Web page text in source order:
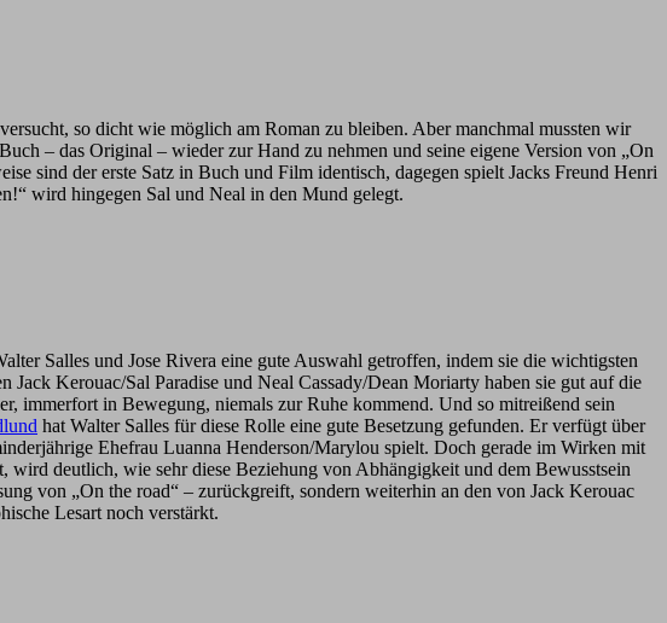
so dicht wie möglich am Roman zu bleiben. Aber manchmal mussten wir
– das Original – wieder zur Hand zu nehmen und seine eigene Version von „On
sind der erste Satz in Buch und Film identisch, dagegen spielt Jacks Freund Henri
wird hingegen Sal und Neal in den Mund gelegt.
Salles und Jose Rivera eine gute Auswahl getroffen, indem sie die wichtigsten
Kerouac/Sal Paradise und Neal Cassady/Dean Moriarty haben sie gut auf die
immerfort in Bewegung, niemals zur Ruhe kommend. Und so mitreißend sein
hat Walter Salles für diese Rolle eine gute Besetzung gefunden. Er verfügt über
Ehefrau Luanna Henderson/Marylou spielt. Doch gerade im Wirken mit
deutlich, wie sehr diese Beziehung von Abhängigkeit und dem Bewusstsein
von „On the road“ – zurückgreift, sondern weiterhin an den von Jack Kerouac
Lesart noch verstärkt.